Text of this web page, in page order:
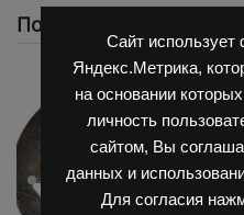
Сайт
Яндекс.Метрика,
на основании
личность
сайтом, Вы
данных и
Для согласия
Похожие